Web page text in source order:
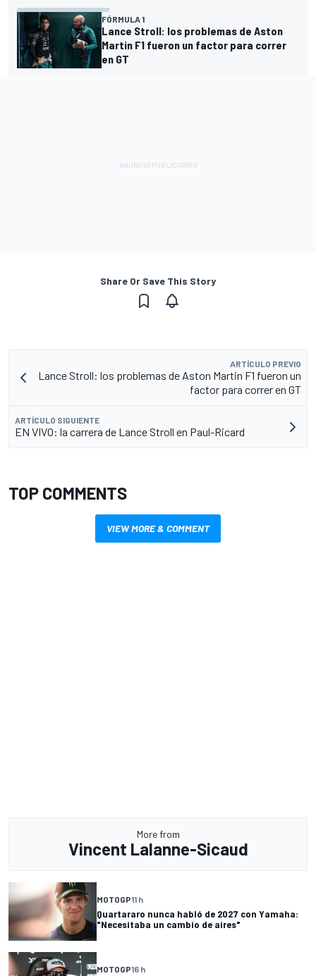
FÓRMULA 1
Lance Stroll: los problemas de Aston
Martin F1 fueron un factor para correr
en GT
Share Or Save This Story
ARTÍCULO PREVIO
Lance Stroll: los problemas de Aston Martin F1 fueron un
factor para correr en GT
ARTÍCULO SIGUIENTE
EN VIVO: la carrera de Lance Stroll en Paul-Ricard
TOP COMMENTS
VIEW MORE & COMMENT
More from
Vincent Lalanne-Sicaud
MOTOGP11 h
Quartararo nunca habló de 2027 con Yamaha:
"Necesitaba un cambio de aires"
MOTOGP16 h